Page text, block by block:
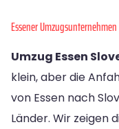
Essener Umzugsunternehmen
Umzug Essen
klein, aber die
von Essen nach
Länder. Wir zeigen